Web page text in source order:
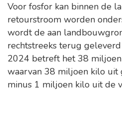
Voor fosfor kan binnen de
retourstroom worden
wordt de aan
rechtstreeks terug
2024 betreft het 38
waarvan 38 miljoen kilo uit
minus 1 miljoen kilo uit de